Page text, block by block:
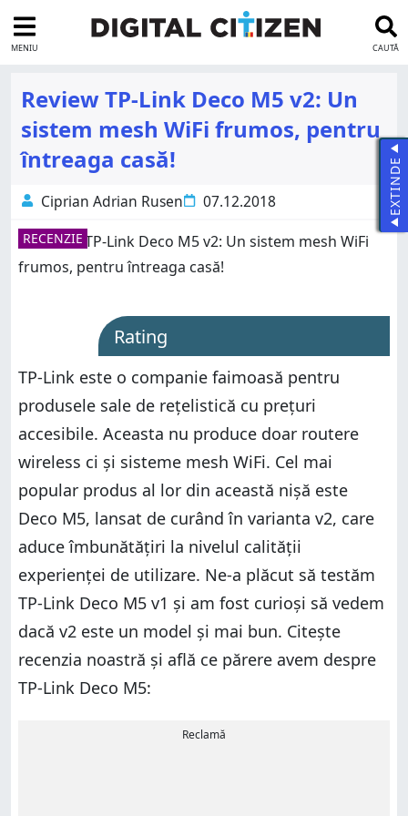
MENIU CAUTĂ
Review TP-Link Deco M5 v2: Un
sistem mesh WiFi frumos, pentru
întreaga casă!
Ciprian Adrian Rusen 07.12.2018
RECENZIE
Rating
TP-Link este o companie faimoasă pentru
produsele sale de rețelistică cu prețuri
accesibile. Aceasta nu produce doar routere
wireless ci și sisteme mesh WiFi. Cel mai
popular produs al lor din această nișă este
Deco M5, lansat de curând în varianta v2, care
aduce îmbunătățiri la nivelul calității
experienței de utilizare. Ne-a plăcut să testăm
TP-Link Deco M5 v1 și am fost curioși să vedem
dacă v2 este un model și mai bun. Citește
recenzia noastră și află ce părere avem despre
TP-Link Deco M5:
Reclamă
EXTINDE